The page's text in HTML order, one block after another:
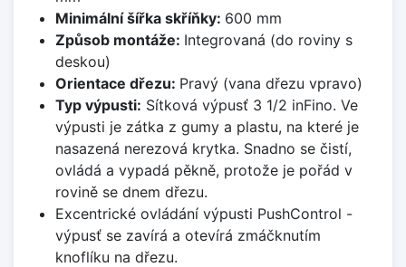
Minimální šířka skříňky: 600 mm
Způsob montáže: Integrovaná (do roviny s
deskou)
Orientace dřezu: Pravý (vana dřezu vpravo)
Typ výpusti: Sítková výpusť 3 1/2 inFino. Ve
výpusti je zátka z gumy a plastu, na které je
nasazená nerezová krytka. Snadno se čistí,
ovládá a vypadá pěkně, protože je pořád v
rovině se dnem dřezu.
Excentrické ovládání výpusti PushControl -
výpusť se zavírá a otevírá zmáčknutím
knoflíku na dřezu.